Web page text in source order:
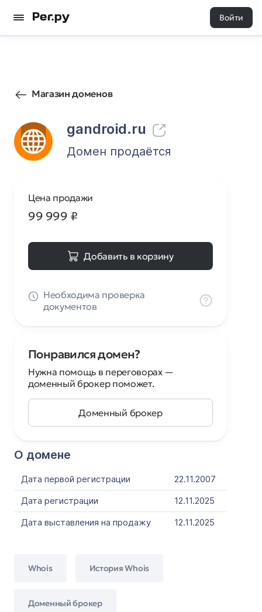
Войти
Магазин доменов
gandroid.ru
4 0
Домен продаётся
О домене
Дата первой регистрации
22.11.2007
Дата регистрации
12.11.2025
Дата выставления на продажу
12.11.2025
Whois История Whois
Доменный брокер
Цена продажи
99 999 ₽
Добавить в корзину
Необходима проверка
документов
Понравился домен?
Нужна помощь в переговорах —
доменный брокер поможет.
Доменный брокер